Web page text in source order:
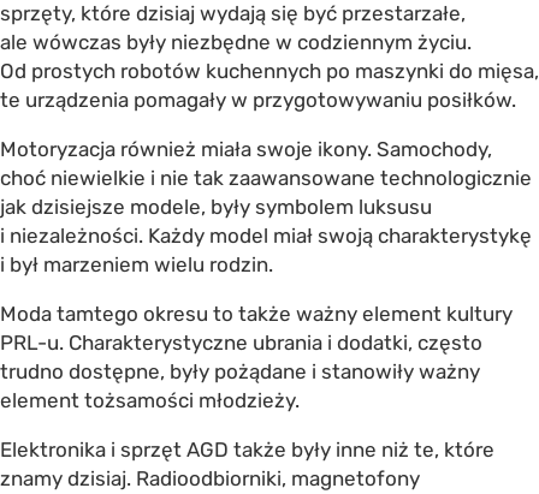
sprzęty, które dzisiaj wydają się być przestarzałe,
ale wówczas były niezbędne w codziennym życiu.
Od prostych robotów kuchennych po maszynki do mięsa,
te urządzenia pomagały w przygotowywaniu posiłków.
Motoryzacja również miała swoje ikony. Samochody,
choć niewielkie i nie tak zaawansowane technologicznie
jak dzisiejsze modele, były symbolem luksusu
i niezależności. Każdy model miał swoją charakterystykę
i był marzeniem wielu rodzin.
Moda tamtego okresu to także ważny element kultury
PRL-u. Charakterystyczne ubrania i dodatki, często
trudno dostępne, były pożądane i stanowiły ważny
element tożsamości młodzieży.
Elektronika i sprzęt AGD także były inne niż te, które
znamy dzisiaj. Radioodbiorniki, magnetofony